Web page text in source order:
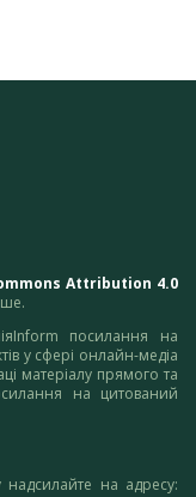
Attribution 4.0
посилання на
у сфері онлайн-медіа
матеріалу прямого та
на цитований
надсилайте на адресу: